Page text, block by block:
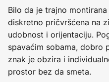
Bilo da je trajno
diskretno pričvršćena na
udobnost i orijentaciju.
spavaćim sobama, dobro
znak je obzira i
prostor bez da smeta.